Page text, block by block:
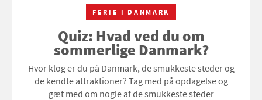
FERIE I DANMARK
Quiz: Hvad ved du om
sommerlige Danmark?
Hvor klog er du på Danmark, de smukkeste steder og
de kendte attraktioner? Tag med på opdagelse og
gæt med om nogle af de smukkeste steder